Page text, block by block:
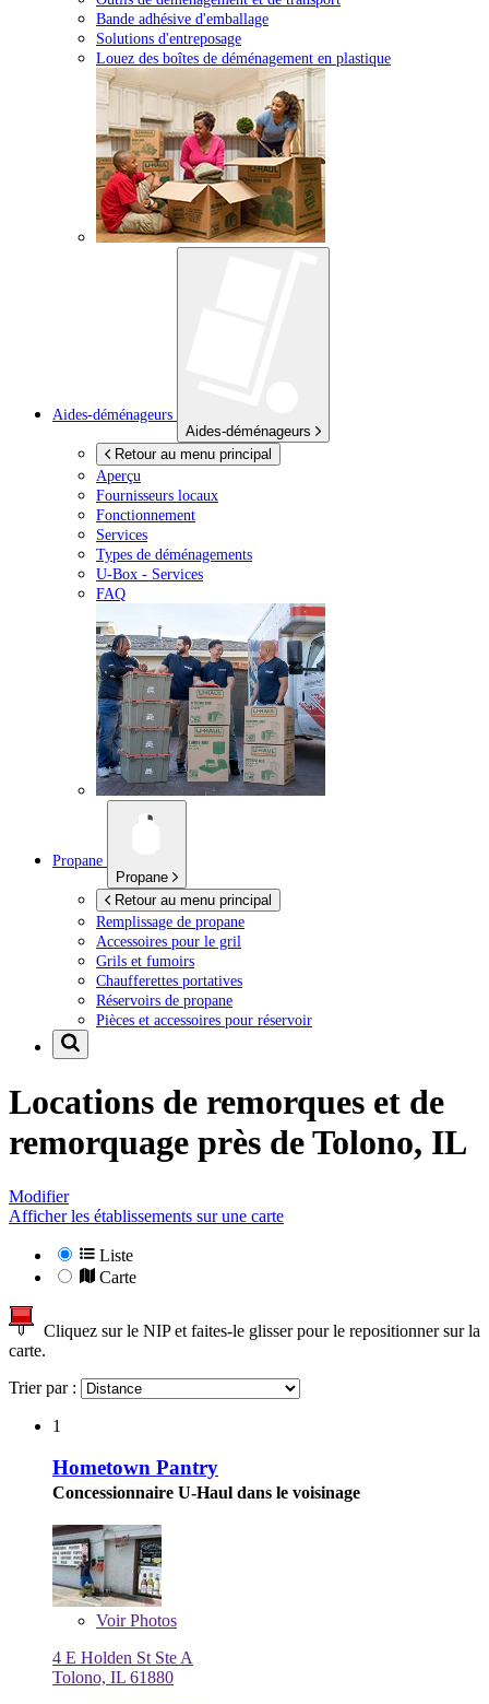
Bande adhésive d'emballage
Solutions d'entreposage
Louez des boîtes de déménagement en plastique
Aides-déménageurs
Aides-déménageurs
Retour au menu principal
Aperçu
Fournisseurs locaux
Fonctionnement
Services
Types de déménagements
U-Box - Services
FAQ
Propane
Propane
Retour au menu principal
Remplissage de propane
Accessoires pour le gril
Grils et fumoirs
Chaufferettes portatives
Réservoirs de propane
Pièces et accessoires pour réservoir
Locations de remorques et de
remorquage près deTolono, IL
Modifier
Afficher les établissements sur une carte
Liste
Carte
Cliquez sur le NIP et faites-le glisser pour le repositionner sur la
carte.
Trier par :
1
Hometown Pantry
Concessionnaire U-Haul dans le voisinage
VoirPhotos
4 E Holden St Ste A
Tolono, IL 61880